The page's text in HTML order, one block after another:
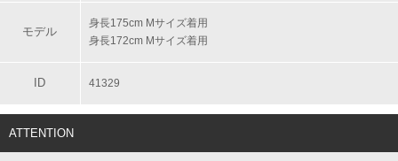
モデル
身長175cm Mサイズ着用
身長172cm Mサイズ着用
ID 41329
ATTENTION